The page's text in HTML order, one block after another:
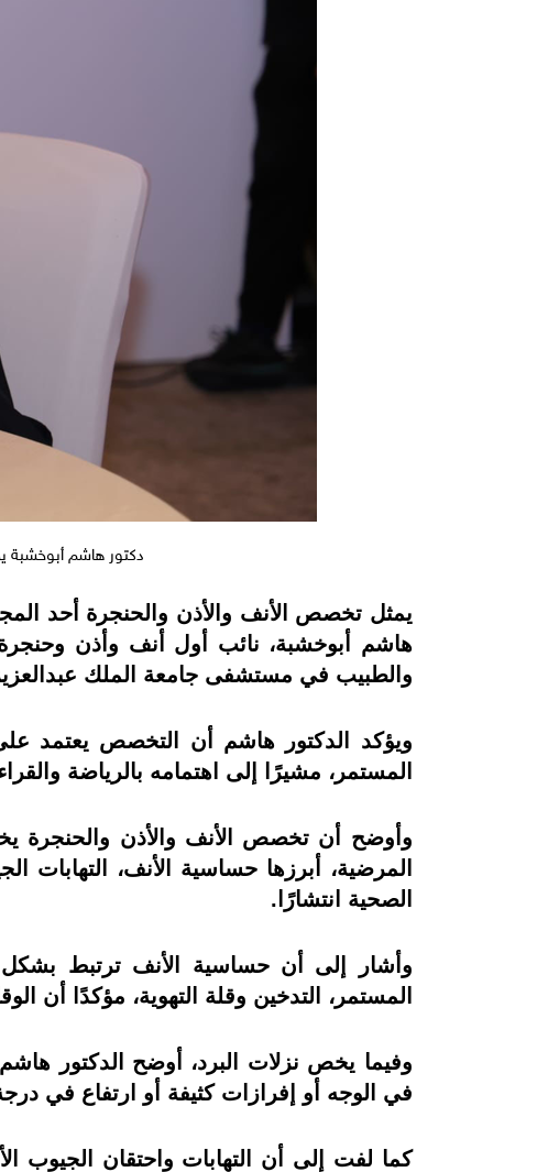
دكتور هاشم
يمثل تخصص الأنف والأذن والحنجرة أحد
هاشم أبوخشبة، نائب أول أنف وأذن
والطبيب في مستشفى جامعة الملك
ويؤكد الدكتور هاشم أن التخصص يعتمد
المستمر، مشيرًا إلى اهتمامه بالرياضة
وأوضح أن تخصص الأنف والأذن والحنجرة
المرضية، أبرزها حساسية الأنف،
الصحية انتشارًا.
وأشار إلى أن حساسية الأنف ترتبط بشكل
المستمر، التدخين وقلة التهوية، مؤكدًا أن
في الوجه أو إفرازات كثيفة أو ارتفاع في
كما لفت إلى أن التهابات واحتقان